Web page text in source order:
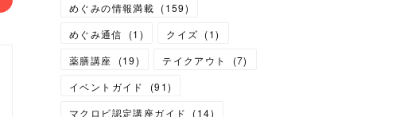
めぐみの情報満載 (159)
めぐみ通信
(1 ) クイズ (1)
薬膳講座
(19) テイクアウト (7)
イベントガイド
(91)
マクロビ認定講座ガイド
(14)